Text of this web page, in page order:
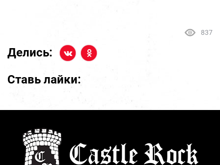
837
Делись:
Ставь лайки: